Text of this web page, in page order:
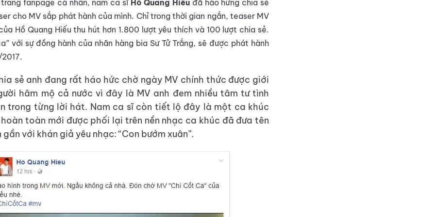
fanpage cá nhân, nam ca sĩ Hồ Quang Hiếu đã hào hứng chia sẻ
cho MV sắp phát hành của mình. Chỉ trong thời gian ngắn, teaser MV
Hồ Quang Hiếu thu hút hơn 1.800 lượt yêu thích và 100 lượt chia sẻ.
với sự đồng hành của nhãn hàng bia Sư Tử Trắng, sẽ được phát hành
sẻ anh đang rất háo hức chờ ngày MV chính thức được giới
hâm mộ cả nước vì đây là MV anh đem nhiều tâm tư tình
trong từng lời hát. Nam ca sĩ còn tiết lộ đây là một ca khúc
toàn mới được phối lại trên nền nhạc ca khúc đã đưa tên
với khán giả yêu nhạc: “Con bướm xuân”.